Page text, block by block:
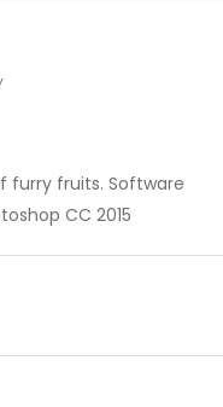
furry fruits. Software
CC 2015